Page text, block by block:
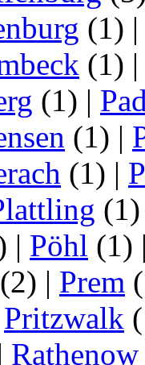
(1)
(1)
(1) |
(1) |
(1) |
| Pöhl (1)
(2) | Prem
Pritzwalk
| Rathenow